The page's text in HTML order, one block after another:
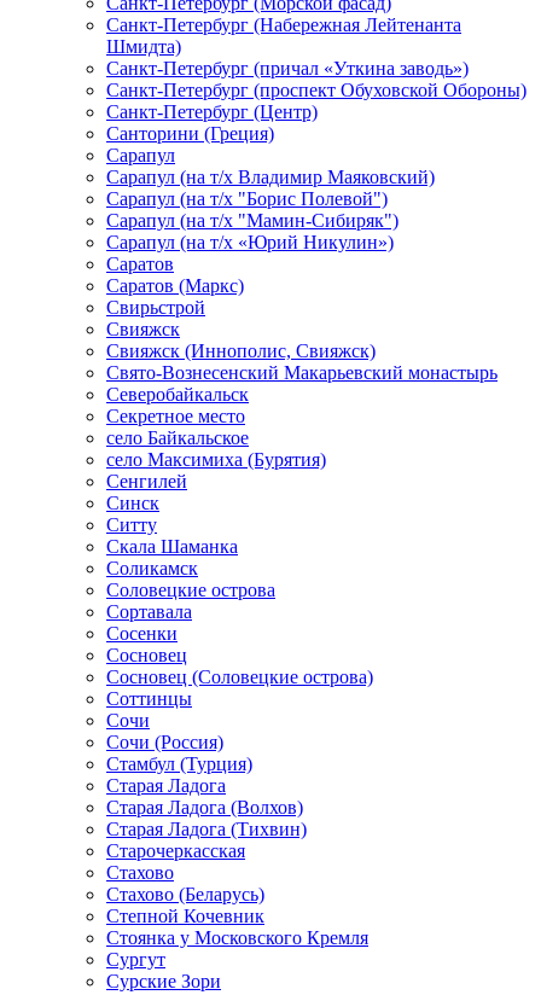
Санкт-Петербург (Набережная Лейтенанта
Шмидта)
Санкт-Петербург (причал «Уткина заводь»)
Санкт-Петербург (проспект Обуховской Обороны)
Санкт-Петербург (Центр)
Санторини (Греция)
Сарапул
Сарапул (на т/х Владимир Маяковский)
Сарапул (на т/х "Борис Полевой")
Сарапул (на т/х "Мамин-Сибиряк")
Сарапул (на т/х «Юрий Никулин»)
Саратов
Саратов (Маркс)
Свирьстрой
Свияжск
Свияжск (Иннополис, Свияжск)
Свято-Вознесенский Макарьевский монастырь
Северобайкальск
Секретное место
село Байкальское
село Максимиха (Бурятия)
Сенгилей
Синск
Ситту
Скала Шаманка
Соликамск
Соловецкие острова
Сортавала
Сосенки
Сосновец
Сосновец (Соловецкие острова)
Соттинцы
Сочи
Сочи (Россия)
Стамбул (Турция)
Старая Ладога
Старая Ладога (Волхов)
Старая Ладога (Тихвин)
Старочеркасская
Стахово
Стахово (Беларусь)
Степной Кочевник
Стоянка у Московского Кремля
Сургут
Сурские Зори